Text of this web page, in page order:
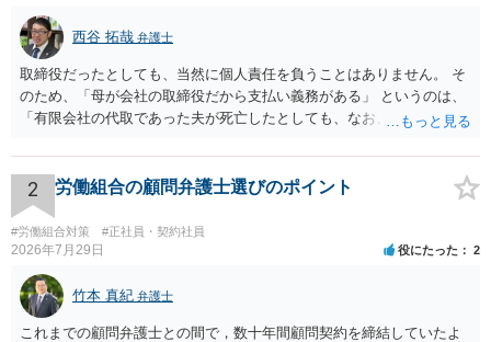
西谷 拓哉 弁護士
取締役だったとしても、当然に個人責任を負うことはありません。 そ
のため、「母が会社の取締役だから支払い義務がある」 というのは、
「有限会社の代取であった夫が死亡したとしても、なお、母は有限会
わりにする必要がある」という趣旨なのではないかと思われます。 相
続放棄したとしても、取締役である母には残された有限会社の後始末
をどうするのかという問題が残ります。 一度、司法書士や弁護士等の
専門家に相談されることをオススメ致します。
2 労働組合の顧問弁護士選びのポイント
#労働組合対策 #正社員・契約社員
2026年7月29日 役にたった 2
竹本 真紀 弁護士
これまでの顧問弁護士との間で，数十年間顧問契約を締結していたよ